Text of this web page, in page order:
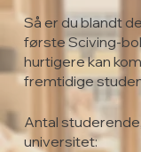
Så er du blandt
første Sciving-
hurtigere kan
fremtidige
Antal
universitet: